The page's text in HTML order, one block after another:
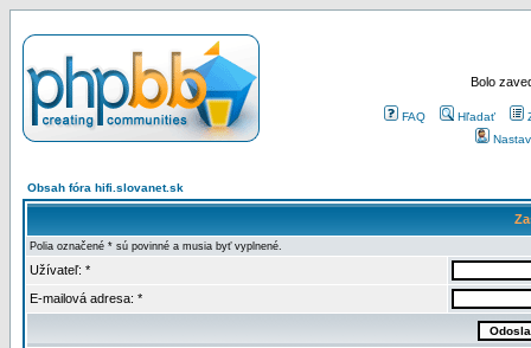
Bolo
FAQ Hľadať
Obsah fóra hifi.slovanet.sk
Polia označené * sú povinné a musia byť vyplnené.
Užívateľ: *
E-mailová adresa: *